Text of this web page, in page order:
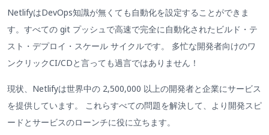
NetlifyはDevOps知識が無くても自動化を設定することができま
す。すべての git プッシュで高速で完全に自動化されたビルド・テ
スト・デプロイ・スケール サイクルです。 多忙な開発者向けのワ
ンクリックCI/CDと言っても過言ではありません！
現状、Netlifyは世界中の 2,500,000 以上の開発者と企業にサービス
を提供しています。 これらすべての問題を解決して、より開発スピ
ードとサービスのローンチに役に立ちます。